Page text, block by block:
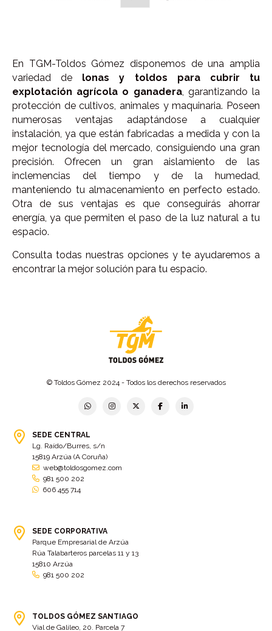
En TGM-Toldos Gómez disponemos de una amplia
variedad de lonas y toldos para cubrir tu
explotación agrícola o ganadera, garantizando la
protección de cultivos, animales y maquinaria. Poseen
numerosas ventajas adaptándose a cualquier
instalación, ya que están fabricadas a medida y con la
mejor tecnología del mercado, consiguiendo una gran
precisión. Ofrecen un gran aislamiento de las
inclemencias del tiempo y de la humedad,
manteniendo tu almacenamiento en perfecto estado.
Otra de sus ventajas es que conseguirás ahorrar
energía, ya que permiten el paso de la luz natural a tu
espacio.
Consulta todas nuestras opciones y te ayudaremos a
encontrar la mejor solución para tu espacio.
© Toldos Gómez 2024 - Todos los derechos reservados
SEDE CENTRAL
Lg. Raído/Burres, s/n
15819 Arzúa (A Coruña)
web@toldosgomez.com
981 500 202
606 455 714
SEDE CORPORATIVA
Parque Empresarial de Arzúa
Rúa Talabarteros parcelas 11 y 13
15810 Arzúa
981 500 202
TOLDOS GÓMEZ SANTIAGO
Vial de Galileo, 20. Parcela 7